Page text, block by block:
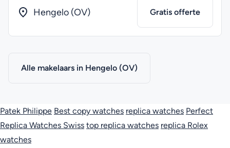
Hengelo (OV) Gratis offerte
Alle makelaars in Hengelo (OV)
Patek Philippe Best copy watches replica watches Perfect
Replica Watches Swiss top replica watches replica Rolex
watches